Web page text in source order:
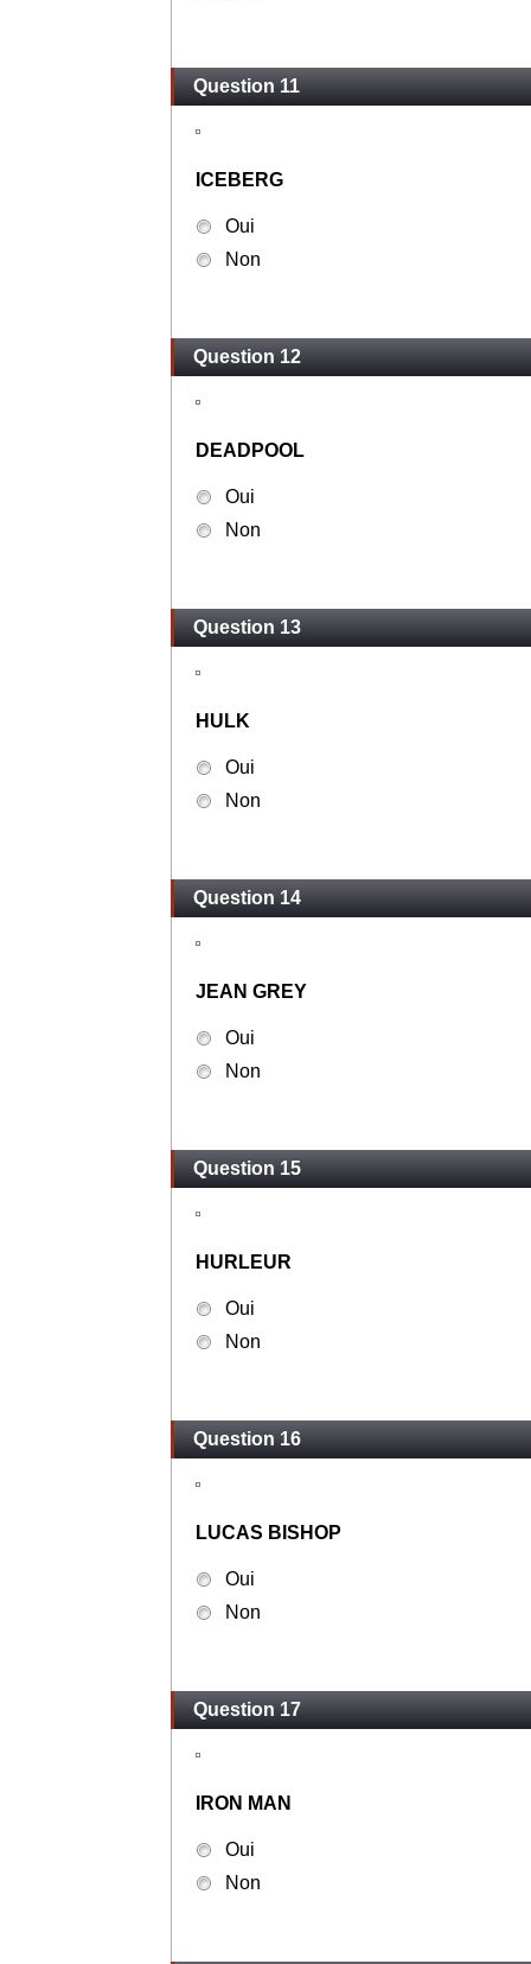
Question 11
ICEBERG
Oui
Non
Question 12
DEADPOOL
Oui
Non
Question 13
HULK
Oui
Non
Question 14
JEAN GREY
Oui
Non
Question 15
HURLEUR
Oui
Non
Question 16
LUCAS BISHOP
Oui
Non
Question 17
IRON MAN
Oui
Non